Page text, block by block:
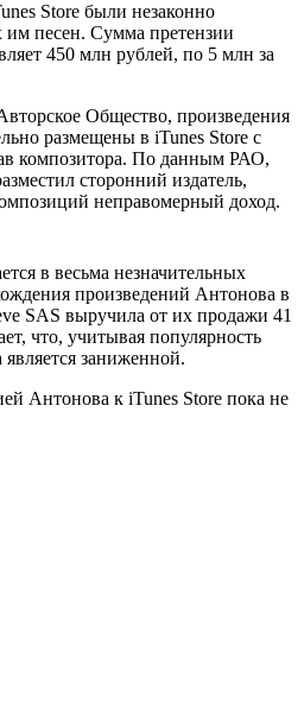
Store были незаконно
песен. Сумма претензии
450 млн рублей, по 5 млн за
Общество, произведения
размещены в iTunes Store с
композитора. По данным РАО,
сторонний издатель,
неправомерный доход.
в весьма незначительных
произведений Антонова в
SAS выручила от их продажи 41
что, учитывая популярность
заниженной.
Антонова к iTunes Store пока не